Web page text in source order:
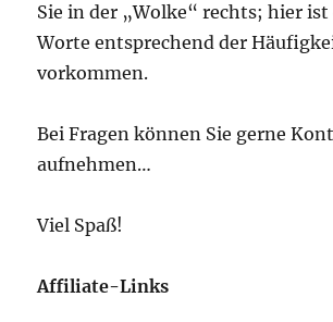
Sie in der „Wolke“ rechts; hier ist
Worte entsprechend der
vorkommen.
Bei Fragen können Sie gerne
aufnehmen…
Viel Spaß!
Affiliate-Links